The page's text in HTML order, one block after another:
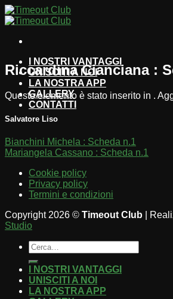
Salta
ai
I NOSTRI VANTAGGI
UNISCITI A NOI
LA NOSTRA APP
GALLERY
CONTATTI
Riccardina Cianciana :
Questo elemento è stato inserito in .
Salvatore Liso
Bianchini Michela : Scheda n.1
Mariangela Cassano : Scheda n.1
Cookie policy
Privacy policy
Termini e condizioni
Copyright 2026 © Timeout Club |
Studio
I NOSTRI VANTAGGI
UNISCITI A NOI
LA NOSTRA APP